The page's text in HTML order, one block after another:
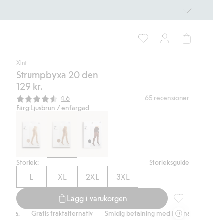
Xlnt
Strumpbyxa 20 den
129 kr.
Snittbetyg:
4.6 65 recensioner
Färg:Ljusbrun / enfärgad
Storlek: Storleksguide
L XL 2XL 3XL
Lägg i varukorgen
Gratis fraktalternativ Smidig betalning med Klarna. Gratis